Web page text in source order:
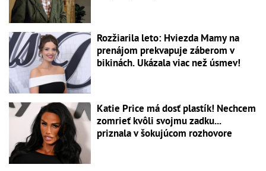
Rozžiarila leto: Hviezda Mamy na
prenájom prekvapuje záberom v
bikinách. Ukázala viac než úsmev!
Katie Price má dosť plastík! Nechcem
zomrieť kvôli svojmu zadku...
priznala v šokujúcom rozhovore